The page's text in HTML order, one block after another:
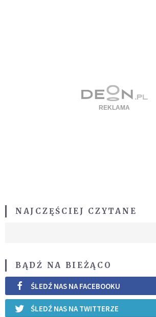
NAJCZĘŚCIEJ CZYTANE
BĄDŹ NA BIEŻĄCO
ŚLEDŹ NAS NA FACEBOOKU
ŚLEDŹ NAS NA TWITTERZE